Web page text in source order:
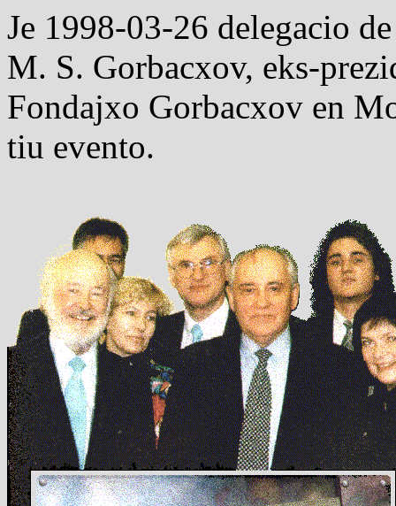
Je 1998-03-26 delegacio
M. S. Gorbacxov, eks-
Fondajxo Gorbacxov en
tiu evento.